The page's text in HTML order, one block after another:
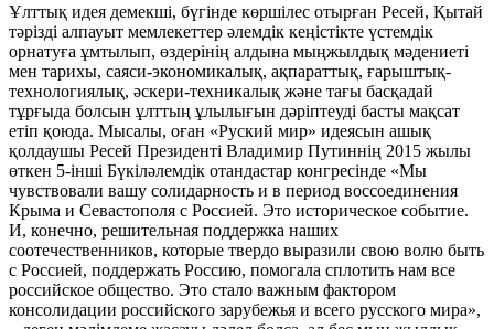
Ұлттық идея демекші, бүгінде көршілес отырған Ресей, Қытай
тәрізді алпауыт мемлекеттер әлемдік кеңістікте үстемдік
орнатуға ұмтылып, өздерінің алдына мыңжылдық мәдениеті
мен тарихы, саяси-экономикалық, ақпараттық, ғарыштық-
технологиялық, әскери-техникалық және тағы басқадай
тұрғыда болсын ұлттың ұлылығын дәріптеуді басты мақсат
етіп қоюда. Мысалы, оған «Руский мир» идеясын ашық
қолдаушы Ресей Президенті Владимир Путиннің 2015 жылы
өткен 5-інші Бүкіләлемдік отандастар конгресінде «Мы
чувствовали вашу солидарность и в период воссоединения
Крыма и Севастополя с Россией. Это историческое событие.
И, конечно, решительная поддержка наших
соотечественников, которые твердо выразили свою волю быть
с Россией, поддержать Россию, помогала сплотить нам все
российское общество. Это стало важным фактором
консолидации российского зарубежья и всего русского мира»,